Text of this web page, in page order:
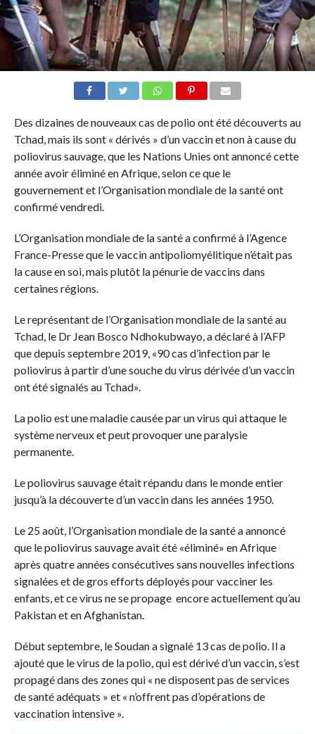
Des dizaines de nouveaux cas de polio ont été découverts au
Tchad, mais ils sont « dérivés » d’un vaccin et non à cause du
poliovirus sauvage, que les Nations Unies ont annoncé cette
année avoir éliminé en Afrique, selon ce que le
gouvernement et l’Organisation mondiale de la santé ont
confirmé vendredi.
L’Organisation mondiale de la santé a confirmé à l’Agence
France-Presse que le vaccin antipoliomyélitique n’était pas
la cause en soi, mais plutôt la pénurie de vaccins dans
certaines régions.
Le représentant de l’Organisation mondiale de la santé au
Tchad, le Dr Jean Bosco Ndhokubwayo, a déclaré à l’AFP
que depuis septembre 2019, «90 cas d’infection par le
poliovirus à partir d’une souche du virus dérivée d’un vaccin
ont été signalés au Tchad».
La polio est une maladie causée par un virus qui attaque le
système nerveux et peut provoquer une paralysie
permanente.
Le poliovirus sauvage était répandu dans le monde entier
jusqu’à la découverte d’un vaccin dans les années 1950.
Le 25 août, l’Organisation mondiale de la santé a annoncé
que le poliovirus sauvage avait été «éliminé» en Afrique
après quatre années consécutives sans nouvelles infections
signalées et de gros efforts déployés pour vacciner les
enfants, et ce virus ne se propage encore actuellement qu’au
Pakistan et en Afghanistan.
Début septembre, le Soudan a signalé 13 cas de polio. Il a
ajouté que le virus de la polio, qui est dérivé d’un vaccin, s’est
propagé dans des zones qui « ne disposent pas de services
de santé adéquats » et « n’offrent pas d’opérations de
vaccination intensive ».